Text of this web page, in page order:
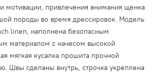
мотивации, привлечения внимания щенка
породы во время дрессировок. Модель
linen, наполнена безопасным
материалом с начесом высокой
мягкая кусалка прошита прочной
Швы сделаны внутрь, строчка укреплена